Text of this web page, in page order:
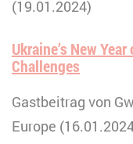
(19.01.2024)
Ukraine’s New
Challenges
Gastbeitrag von
Europe